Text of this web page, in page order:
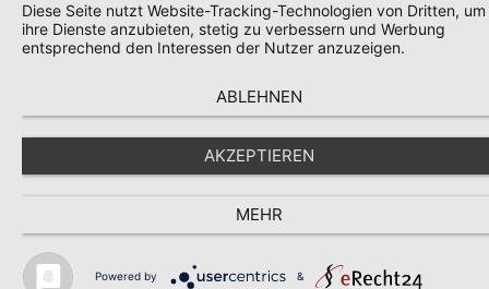
Diese Seite nutzt Website-Tracking-Technologien von Dritten, um
ihre Dienste anzubieten, stetig zu verbessern und Werbung
entsprechend den Interessen der Nutzer anzuzeigen.
ABLEHNEN
AKZEPTIEREN
MEHR
Powered by &